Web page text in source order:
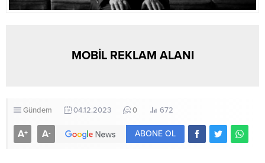
MOBİL REKLAM ALANI
Gündem 04.12.2023 0 672
A+ A- ABONE OL